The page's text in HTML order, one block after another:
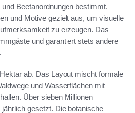
Beetanordnungen bestimmt.
und Motive gezielt aus, um visuelle
zu erzeugen. Das
und garantiert stets andere
ab. Das Layout mischt formale
und Wasserflächen mit
Über sieben Millionen
gesetzt. Die botanische